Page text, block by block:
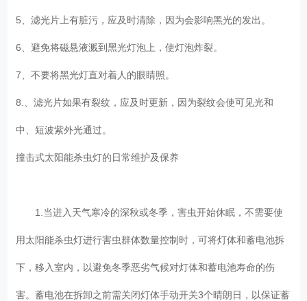
5、滤光片上有脏污，应及时清除，因为会影响黑光的发出。
6、避免将磁悬液溅到黑光灯泡上，使灯泡炸裂。
7、不要将黑光灯直对着人的眼睛照。
8.、滤光片如果有裂纹，应及时更新，因为裂纹会使可见光和
中、短波紫外光通过。
撞击式太阳能杀虫灯的日常维护及保养
1.当进入天气寒冷的深秋或冬季，害虫开始休眠，不需要使
用太阳能杀虫灯进行害虫群体数量控制时，可将灯体和蓄电池拆
下，移入室内，以避免冬季恶劣气候对灯体和蓄电池寿命的伤
害。蓄电池在拆卸之前需关闭灯体手动开关3个晴朗日，以保证蓄